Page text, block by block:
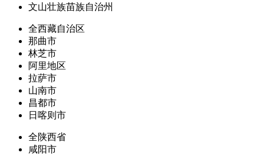
文山壮族苗族自治州
全西藏自治区
那曲市
林芝市
阿里地区
拉萨市
山南市
昌都市
日喀则市
全陕西省
咸阳市